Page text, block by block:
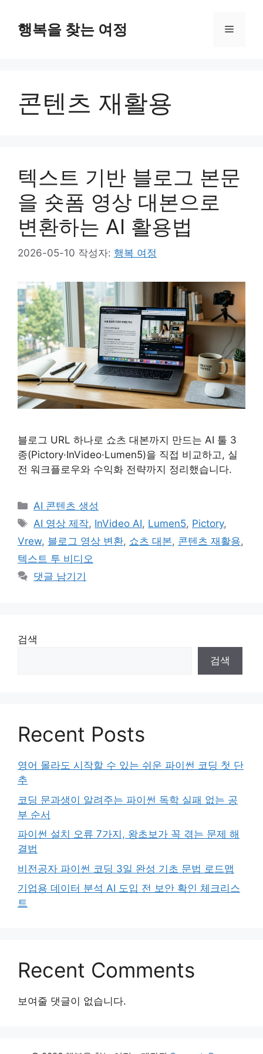
행복을 찾는 여정 메
콘텐츠 재활용
텍스트 기반 블로그 본문
을 숏폼 영상 대본으로
변환하는 AI 활용법
2026-05-10 작성자: 행복 여정
블로그 URL 하나로 쇼츠 대본까지 만드는 AI 툴 3
종(Pictory·InVideo·Lumen5)을 직접 비교하고, 실
전 워크플로우와 수익화 전략까지 정리했습니다.
카
테
리
AI 콘텐츠 생성
태
그
AI 영상 제작, InVideo AI, Lumen5, Pictory,
Vrew, 블로그 영상 변환, 쇼츠 대본, 콘텐츠 재활용,
텍스트 투 비디오
댓글 남기기
검색
검색
Recent Posts
영어 몰라도 시작할 수 있는 쉬운 파이썬 코딩 첫 단
추
코딩 문과생이 알려주는 파이썬 독학 실패 없는 공
부 순서
파이썬 설치 오류 7가지, 왕초보가 꼭 겪는 문제 해
결법
비전공자 파이썬 코딩 3일 완성 기초 문법 로드맵
기업용 데이터 분석 AI 도입 전 보안 확인 체크리스
트
Recent Comments
보여줄 댓글이 없습니다.